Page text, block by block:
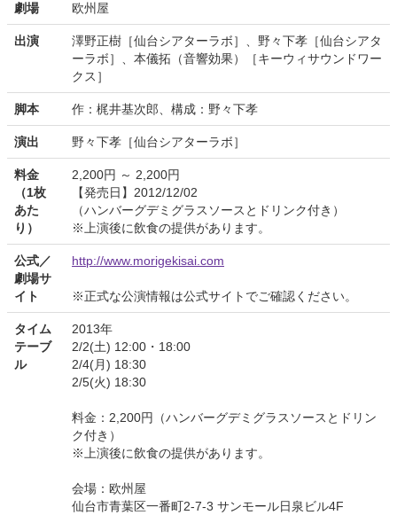
劇場 欧州屋
出演
澤野正樹［仙台シアターラボ］、野々下孝［仙台シアタ
ーラボ］、本儀拓（音響効果）［キーウィサウンドワー
クス］
脚本 作：梶井基次郎、構成：野々下孝
演出 野々下孝［仙台シアターラボ］
料金
（1枚
あた
り）
2,200円 ～ 2,200円
【発売日】2012/12/02
（ハンバーグデミグラスソースとドリンク付き）
※上演後に飲食の提供があります。
公式／
劇場サ
イト
http://www.morigekisai.com
※正式な公演情報は公式サイトでご確認ください。
タイム
テーブ
ル
2013年
2/2(土) 12:00・18:00
2/4(月) 18:30
2/5(火) 18:30
料金：2,200円（ハンバーグデミグラスソースとドリン
ク付き）
※上演後に飲食の提供があります。
会場：欧州屋
仙台市青葉区一番町2-7-3 サンモール日泉ビル4F